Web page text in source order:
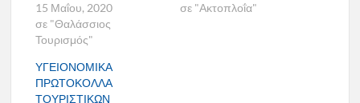
15 Μαΐου, 2020
σε "Θαλάσσιος
Τουρισμός"
σε "Ακτοπλοΐα"
ΥΓΕΙΟΝΟΜΙΚΑ
ΠΡΩΤΟΚΟΛΛΑ
ΤΟΥΡΙΣΤΙΚΩΝ